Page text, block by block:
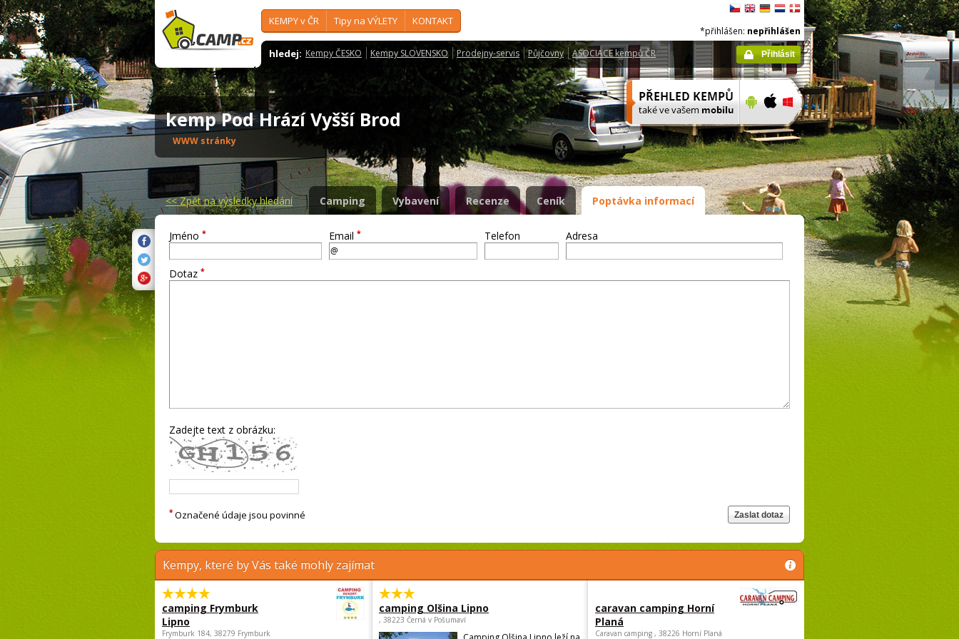
KEMPY v ČR Tipy na VÝLETY KONTAKT
hledej: Kempy ČESKO Kempy SLOVENSKO Prodejny-servis Půjčovny ASOCIACE kempů ČR
*přihlášen: nepřihlášen
Přihlásit
kemp Pod Hrází Vyšší Brod
WWW stránky
<<Zpět na výsledky hledání Camping Vybavení Recenze Ceník Poptávka informací
Jméno * Email * Telefon Adresa
Dotaz *
Zadejte text z obrázku:
* Označené údaje jsou povinné
Kempy, které by Vás také mohly zajímat
camping Frymburk
Lipno
Frymburk 184, 38279 Frymburk
camping Olšina Lipno
, 38223 Černá v Pošumaví
caravan camping Horní
Planá
Caravan camping , 38226 Horní Planá